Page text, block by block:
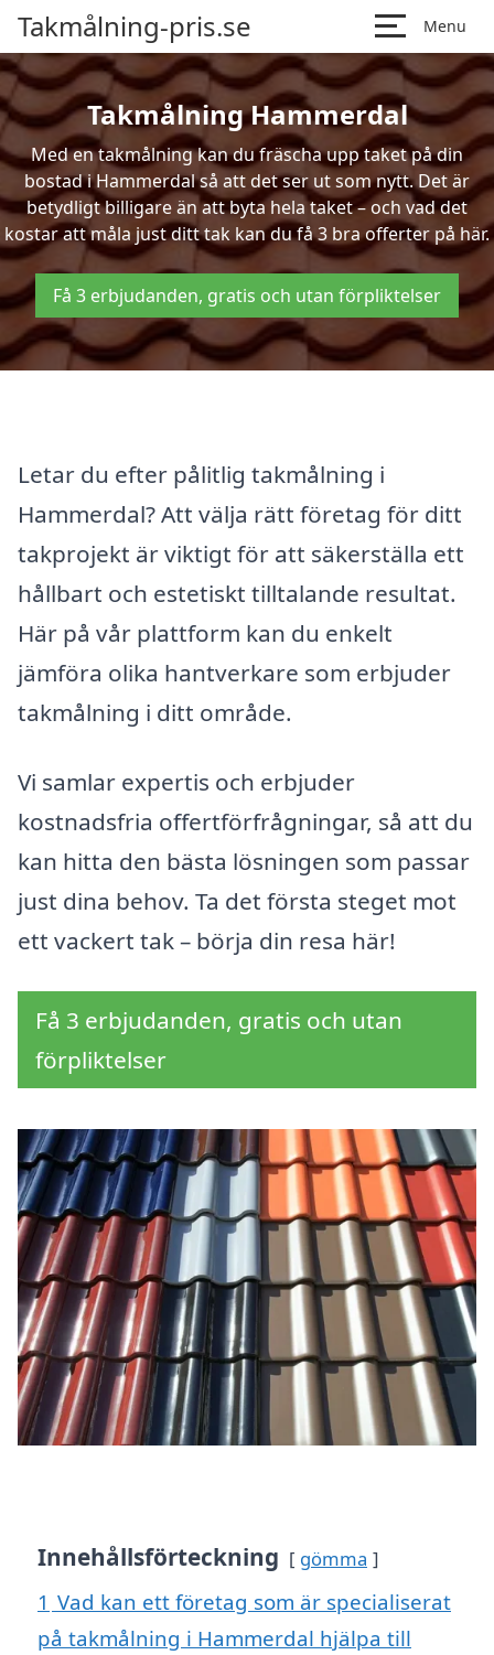
Takmålning-pris.se Menu
Takmålning Hammerdal
Med en takmålning kan du fräscha upp taket på din
bostad i Hammerdal så att det ser ut som nytt. Det är
betydligt billigare än att byta hela taket – och vad det
kostar att måla just ditt tak kan du få 3 bra offerter på här.
Få 3 erbjudanden, gratis och utan förpliktelser
Letar du efter pålitlig takmålning i
Hammerdal? Att välja rätt företag för ditt
takprojekt är viktigt för att säkerställa ett
hållbart och estetiskt tilltalande resultat.
Här på vår plattform kan du enkelt
jämföra olika hantverkare som erbjuder
takmålning i ditt område.
Vi samlar expertis och erbjuder
kostnadsfria offertförfrågningar, så att du
kan hitta den bästa lösningen som passar
just dina behov. Ta det första steget mot
ett vackert tak – börja din resa här!
Få 3 erbjudanden, gratis och utan
förpliktelser
Innehållsförteckning gömma
1 Vad kan ett företag som är specialiserat
på takmålning i Hammerdal hjälpa till